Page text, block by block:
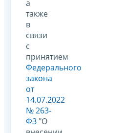
а
также
в
связи
с
принятием
Федерального
закона
от
14.07.2022
№ 263-
ФЗ "О